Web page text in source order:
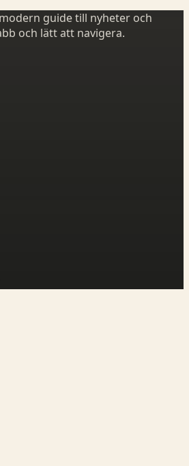
guide till nyheter och
och lätt att navigera.